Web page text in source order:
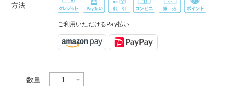
方法
ご利用いただけるPay払い
数量